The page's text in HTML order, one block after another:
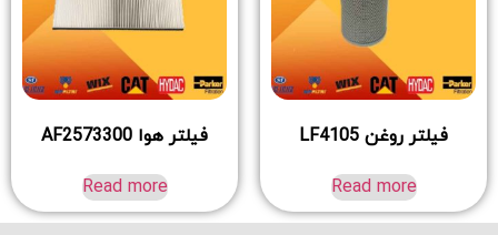
فیلتر روغن LF4105
Read more
فیلتر هوا AF2573300
Read more